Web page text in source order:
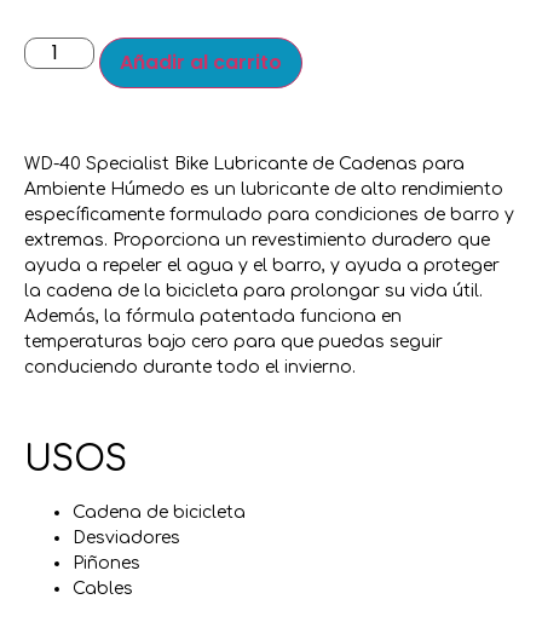
Añadir al carrito
WD-40 Specialist Bike Lubricante de Cadenas para
Ambiente Húmedo es un lubricante de alto rendimiento
específicamente formulado para condiciones de barro y
extremas. Proporciona un revestimiento duradero que
ayuda a repeler el agua y el barro, y ayuda a proteger
la cadena de la bicicleta para prolongar su vida útil.
Además, la fórmula patentada funciona en
temperaturas bajo cero para que puedas seguir
conduciendo durante todo el invierno.
USOS
Cadena de bicicleta
Desviadores
Piñones
Cables